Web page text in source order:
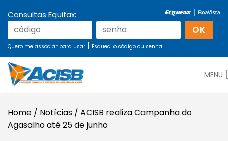
Consultas Equifax:
Quero me associar para usar | Esqueci o código ou senha
MENU
Home / Notícias / ACISB realiza Campanha do
Agasalho até 25 de junho